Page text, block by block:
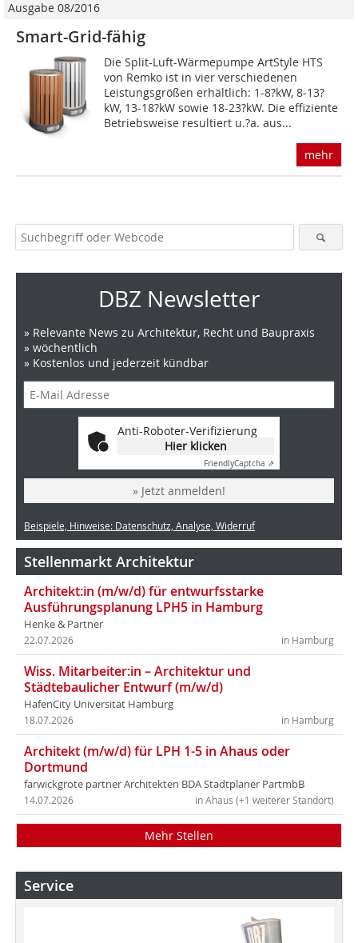
Ausgabe 08/2016
Smart-Grid-fähig
Die Split-Luft-Wärmepumpe ArtStyle HTS
von Remko ist in vier verschiedenen
Leistungsgrößen erhältlich: 1-8?kW, 8-13?
kW, 13-18?kW sowie 18-23?kW. Die effiziente
Betriebsweise resultiert u.?a. aus...
mehr
DBZ Newsletter
» Relevante News zu Architektur, Recht und Baupraxis
» wöchentlich
» Kostenlos und jederzeit kündbar
Anti-Roboter-Verifizierung
Hier klicken
FriendlyCaptcha ⇗
» Jetzt anmelden!
Beispiele, Hinweise: Datenschutz, Analyse, Widerruf
Stellenmarkt Architektur
Architekt:in (m/w/d) für entwurfsstarke
Ausführungsplanung LPH5 in Hamburg
Henke & Partner
in Hamburg
22.07.2026
Wiss. Mitarbeiter:in – Architektur und
Städtebaulicher Entwurf (m/w/d)
HafenCity Universität Hamburg
in Hamburg
18.07.2026
Architekt (m/w/d) für LPH 1-5 in Ahaus oder
Dortmund
farwickgrote partner Architekten BDA Stadtplaner PartmbB
in Ahaus (+1 weiterer Standort)
14.07.2026
Mehr Stellen
Service